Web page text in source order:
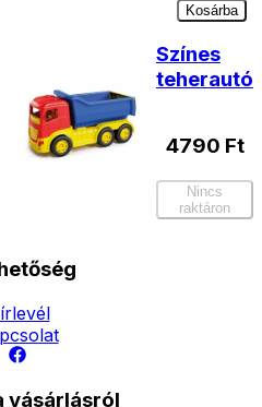
Kosárba
Színes
teherautó
4790 Ft
Nincs
raktáron
vásárlásról